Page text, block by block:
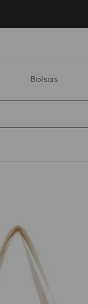
Bolsas